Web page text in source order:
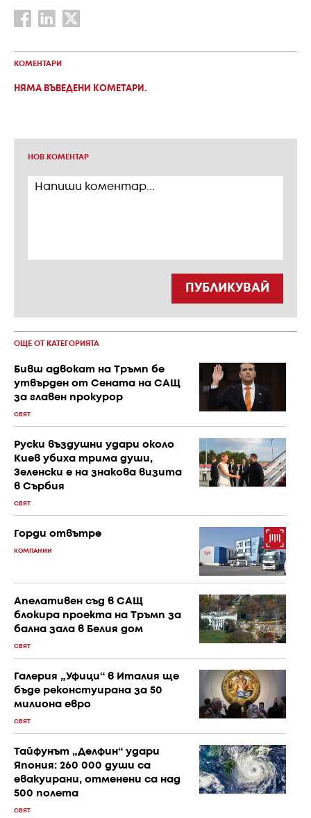
КОМЕНТАРИ
НЯМА ВЪВЕДЕНИ КОМЕТАРИ.
НОВ КОМЕНТАР
ПУБЛИКУВАЙ
ОЩЕ ОТ КАТЕГОРИЯТА
Бивш адвокат на Тръмп бе
утвърден от Сената на САЩ
за главен прокурор
СВЯТ
Руски въздушни удари около
Киев убиха трима души,
Зеленски е на знакова визита
в Сърбия
СВЯТ
Горди отвътре
КОМПАНИИ
Апелативен съд в САЩ
блокира проекта на Тръмп за
бална зала в Белия дом
СВЯТ
Галерия „Уфици“ в Италия ще
бъде реконстуирана за 50
милиона евро
СВЯТ
Тайфунът „Делфин“ удари
Япония: 260 000 души са
евакуирани, отменени са над
500 полета
СВЯТ